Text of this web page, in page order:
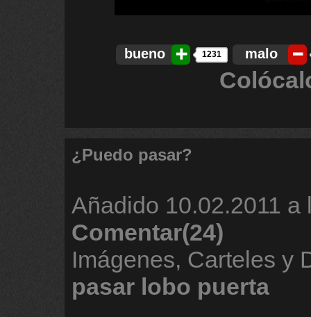
bueno 1231 malo
¿Puedo pasar?
Añadido 10.02.2011 a
Comentar(24)
Imágenes, Carteles y
pasar lobo puerta